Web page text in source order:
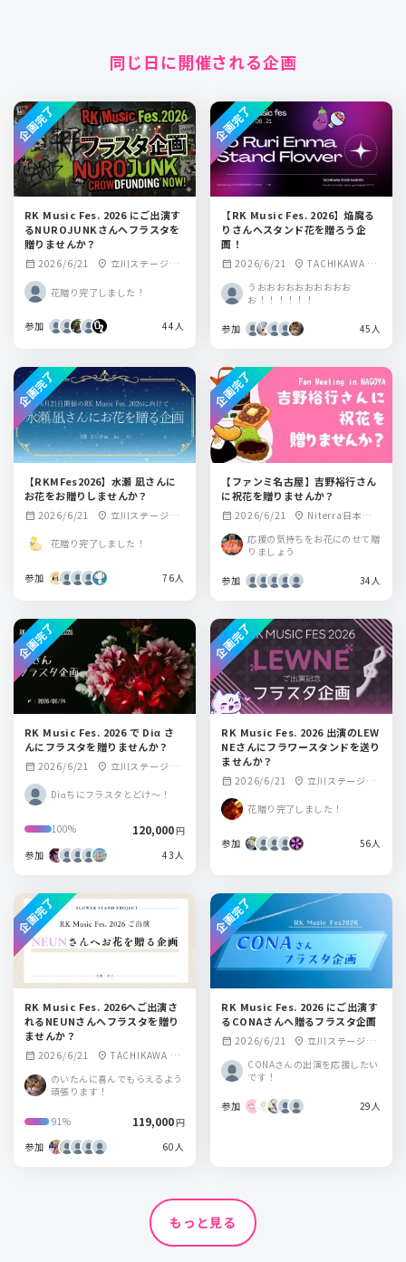
同じ日に開催される企画
RK Music Fes. 2026 にご出演す
るNUROJUNKさんへフラスタを
贈りませんか？
calendar_month 2026/6/21 location_on 立川ステージガ
花贈り完了しました！
参加 44人
企画完了
【RK Music Fes. 2026】焔魔る
りさんへスタンド花を贈ろう企
画！
calendar_month 2026/6/21 location_on TACHIKAWA ST
AGE GARDEN
うおおおおおおおおおお
お！！！！！！
参加 45人
企画完了
【RKMFes2026】水瀬 凪さんに
お花をお贈りしませんか？
calendar_month 2026/6/21 location_on 立川ステージガ
花贈り完了しました！
参加 76人
企画完了
【ファンミ名古屋】吉野裕行さん
に祝花を贈りませんか？
calendar_month 2026/6/21 location_on Niterra日本特殊
レストホール
応援の気持ちをお花にのせて贈
りましょう
参加 34人
企画完了
RK Music Fes. 2026 で Diα さ
んにフラスタを贈りませんか？
calendar_month 2026/6/21 location_on 立川ステージガ
Diαちにフラスタとどけ～！
100% 120,000円
参加
43人
企画完了
RK Music Fes. 2026 出演のLEW
NEさんにフラワースタンドを送り
ませんか？
calendar_month 2026/6/21 location_on 立川ステージガ
花贈り完了しました！
参加 56人
企画完了
RK Music Fes. 2026へご出演さ
れるNEUNさんへフラスタを贈り
ませんか？
calendar_month 2026/6/21 location_on TACHIKAWA ST
のいたんに喜んでもらえるよう
頑張ります！
91% 119,000円
参加
60人
企画完了
RK Music Fes. 2026 にご出演す
るCONAさんへ贈るフラスタ企画
calendar_month 2026/6/21 location_on 立川ステージガ
ーデン
CONAさんの出演を応援したい
です！
参加 29人
企画完了
もっと見る